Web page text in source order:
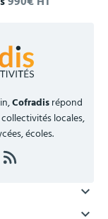
Cofradisrépond
locales,
écoles.

